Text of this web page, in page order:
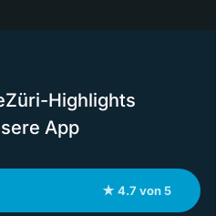
Highlights
App
★ 4.7 von 5